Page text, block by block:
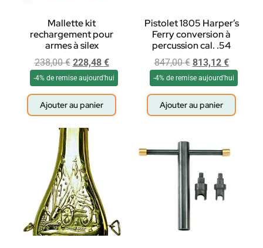
Mallette kit
rechargement pour
armes à silex
238,00€ 228,48 €
-4% de remise aujourd'hui
Ajouter au panier
Pistolet 1805 Harper’s
Ferry conversion à
percussion cal. .54
847,00€ 813,12 €
-4% de remise aujourd'hui
Ajouter au panier